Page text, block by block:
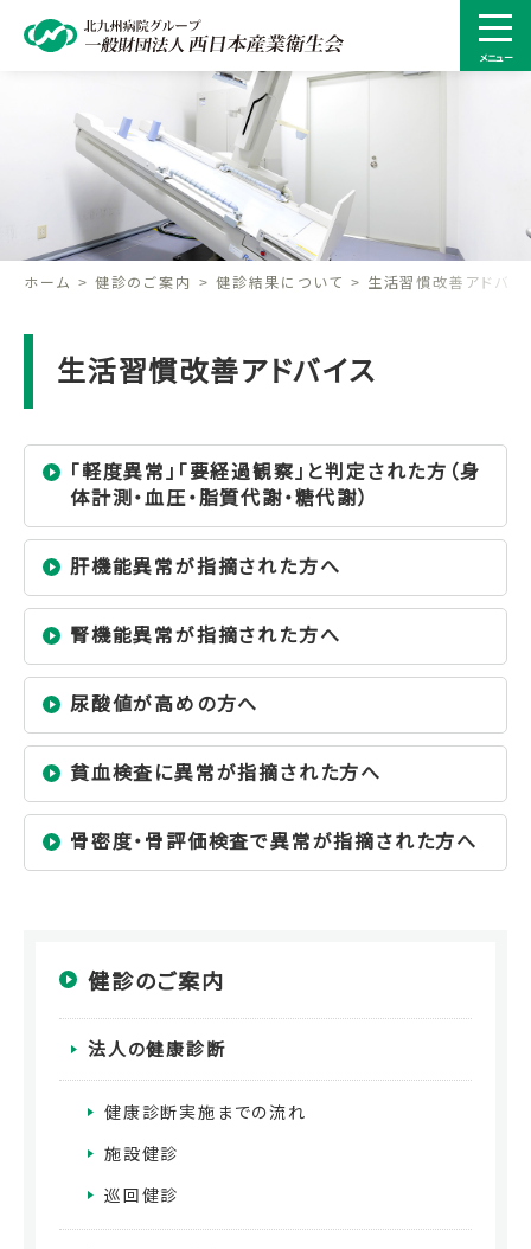
メニュー
ホーム 健診のご案内 健診結果について 生活習慣改善アドバイ
生活習慣改善アドバイス
「軽度異常」「要経過観察」と判定された方（身
体計測・血圧・脂質代謝・糖代謝）
肝機能異常が指摘された方へ
腎機能異常が指摘された方へ
尿酸値が高めの方へ
貧血検査に異常が指摘された方へ
骨密度・骨評価検査で異常が指摘された方へ
健診のご案内
法人の健康診断
健康診断実施までの流れ
施設健診
巡回健診